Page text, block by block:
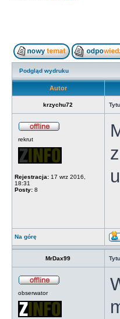
Podgląd wydruku
Autor
krzychu72
rekrut
Rejestracja: 17 wrz 2016,
18:31
Posty: 8
Na górę
MrDax99
obserwator